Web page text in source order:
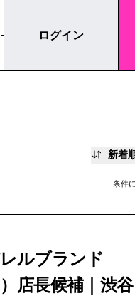
ログイン
新着
条件
ルブランド
店長候補｜渋谷